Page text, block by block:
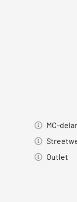
MC-delar
Outlet